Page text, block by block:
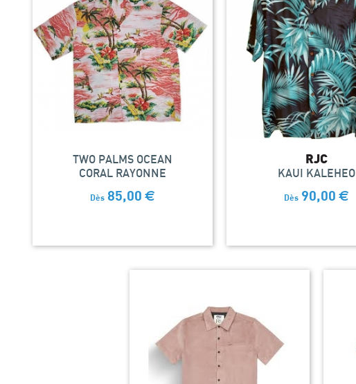
TWO PALMS OCEAN
CORAL RAYONNE
Dès 85,00 €
RJC
KAUI KALEHEO
Dès 90,00 €